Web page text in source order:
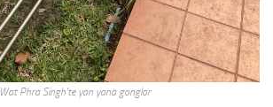
Wat Phra Singh’te yan yana gonglar